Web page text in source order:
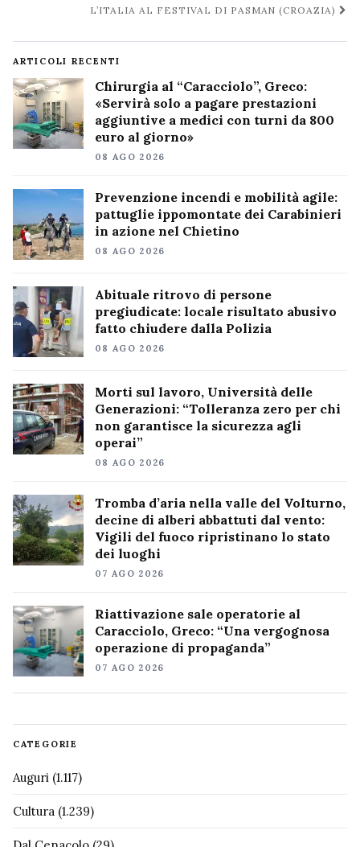
L’ITALIA AL FESTIVAL DI PASMAN (CROAZIA)
ARTICOLI RECENTI
Chirurgia al “Caracciolo”, Greco:
«Servirà solo a pagare prestazioni
aggiuntive a medici con turni da 800
euro al giorno»
08 AGO 2026
Prevenzione incendi e mobilità agile:
pattuglie ippomontate dei Carabinieri
in azione nel Chietino
08 AGO 2026
Abituale ritrovo di persone
pregiudicate: locale risultato abusivo
fatto chiudere dalla Polizia
08 AGO 2026
Morti sul lavoro, Università delle
Generazioni: “Tolleranza zero per chi
non garantisce la sicurezza agli
operai”
08 AGO 2026
Tromba d’aria nella valle del Volturno,
decine di alberi abbattuti dal vento:
Vigili del fuoco ripristinano lo stato
dei luoghi
07 AGO 2026
Riattivazione sale operatorie al
Caracciolo, Greco: “Una vergognosa
operazione di propaganda”
07 AGO 2026
CATEGORIE
Auguri (1.117)
Cultura (1.239)